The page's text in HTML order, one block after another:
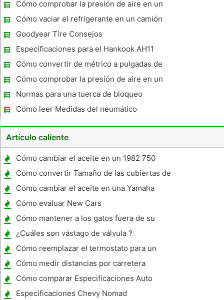
Cómo comprobar la presión de aire en un
neumático en un Hyundai Santa Fe
Cómo vaciar el refrigerante en un camión
Chevrolet 1993
Goodyear Tire Consejos
Especificaciones para el Hankook AH11
Cómo convertir de métrico a pulgadas de
Tamaños de las Llantas
Cómo comprobar la presión de aire en un
neumático en un Geo Tracker
Normas para una tuerca de bloqueo
Cómo leer Medidas del neumático
Artículo caliente
Cómo cambiar el aceite en un 1982 750
Honda Nighthawk
Cómo convertir Tamaño de las cubiertas de
velocidad RPM
Cómo cambiar el aceite en una Yamaha
Midnight Maxim 750
Cómo evaluar New Cars
Cómo mantener a los gatos fuera de su
vehículo
¿Cuáles son vástago de válvula ?
Cómo reemplazar el termostato para un
Ford Ranger 1998 4 cilindros
Cómo medir distancias por carretera
Cómo comparar Especificaciones Auto
Especificaciones Chevy Nomad